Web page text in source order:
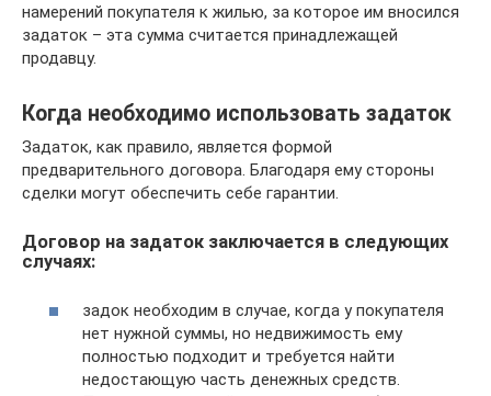
намерений покупателя к жилью, за которое им вносился
задаток – эта сумма считается принадлежащей
продавцу.
Когда необходимо использовать задаток
Задаток, как правило, является формой
предварительного договора. Благодаря ему стороны
сделки могут обеспечить себе гарантии.
Договор на задаток заключается в следующих
случаях:
задок необходим в случае, когда у покупателя
нет нужной суммы, но недвижимость ему
полностью подходит и требуется найти
недостающую часть денежных средств.